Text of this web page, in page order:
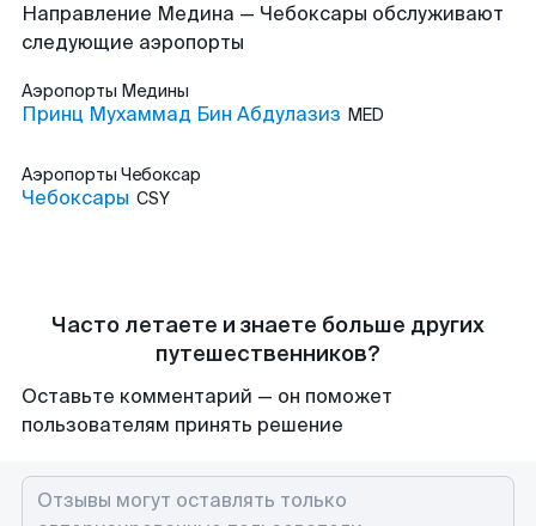
Направление Медина — Чебоксары обслуживают
следующие аэропорты
Аэропорты Медины
Принц Мухаммад Бин Абдулазиз MED
Аэропорты Чебоксар
Чебоксары CSY
Часто летаете и знаете больше других
путешественников?
Оставьте комментарий — он поможет
пользователям принять решение